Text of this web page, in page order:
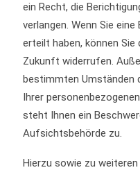
ein Recht, die
verlangen. Wenn Sie
erteilt haben, können Sie
Zukunft widerrufen.
bestimmten Umständen
Ihrer
steht Ihnen ein
Aufsichtsbehörde zu.
Hierzu sowie zu